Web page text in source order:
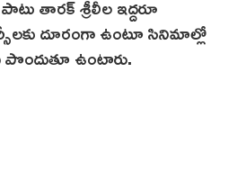
తారక్ శ్రీలీల ఇద్దరూ
దూరంగా ఉంటూ సినిమాల్లో
పొందుతూ ఉంటారు.